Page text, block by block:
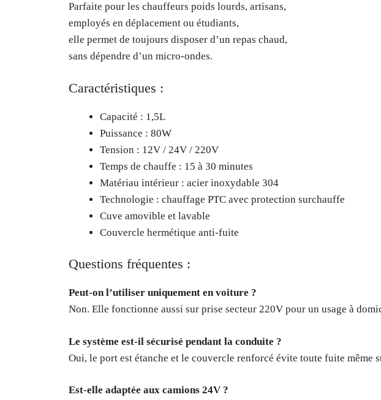
Parfaite pour les chauffeurs poids lourds, artisans,
employés en déplacement ou étudiants,
elle permet de toujours disposer d’un repas chaud,
sans dépendre d’un micro-ondes.
Caractéristiques :
Capacité : 1,5L
Puissance : 80W
Tension : 12V / 24V / 220V
Temps de chauffe : 15 à 30 minutes
Matériau intérieur : acier inoxydable 304
Technologie : chauffage PTC avec protection surchauffe
Cuve amovible et lavable
Couvercle hermétique anti-fuite
Questions fréquentes :
Peut-on l’utiliser uniquement en voiture ?
Non. Elle fonctionne aussi sur prise secteur 220V pour un usage à
Le système est-il sécurisé pendant la conduite ?
Oui, le port est étanche et le couvercle renforcé évite toute fuite même
Est-elle adaptée aux camions 24V ?